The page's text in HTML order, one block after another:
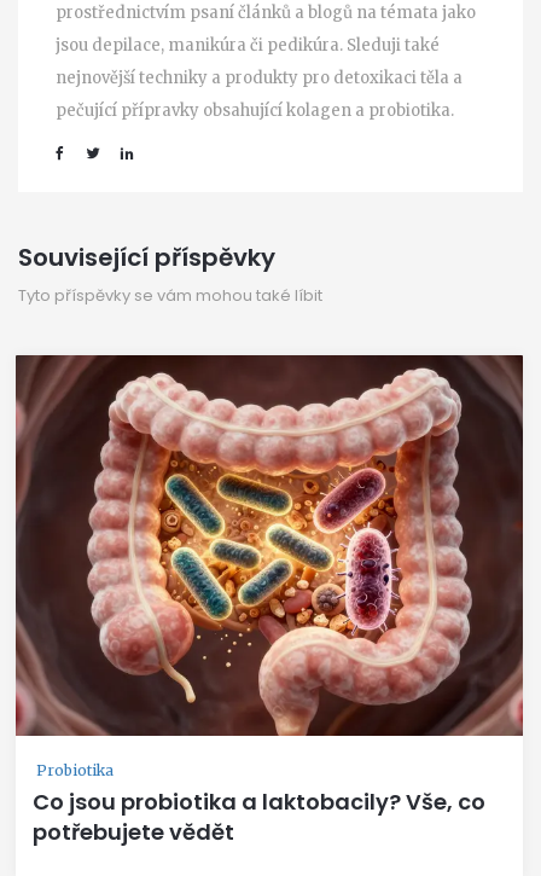
prostřednictvím psaní článků a blogů na témata jako
jsou depilace, manikúra či pedikúra. Sleduji také
nejnovější techniky a produkty pro detoxikaci těla a
pečující přípravky obsahující kolagen a probiotika.
Související příspěvky
Tyto příspěvky se vám mohou také líbit
Probiotika
Co jsou probiotika a laktobacily? Vše, co
potřebujete vědět